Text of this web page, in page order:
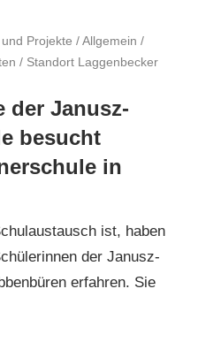
Projekte /Allgemein /
/ Standort Laggenbecker
der Janusz-
besucht
in
ist, haben
der Janusz-
erfahren. Sie